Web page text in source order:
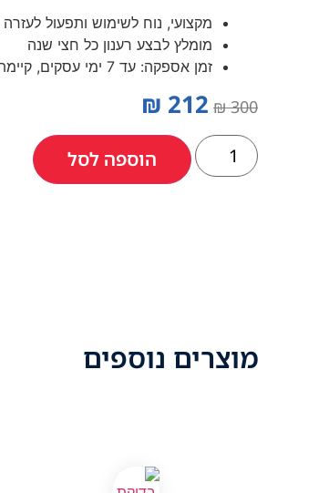
מקצועי, נוח לשימוש ותפעול
מומלץ לבצע רענון כל חצי שנה
זמן אספקה: עד 7 ימי עסקים, קיימת אפשרות לאיסוף עצמי
₪300
₪ 212
הוספה לסל
מוצרים נוספים